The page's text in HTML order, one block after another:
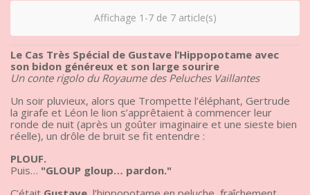
Affichage 1-7 de 7 article(s)
Le Cas Très Spécial de Gustave l’Hippopotame avec
son bidon généreux et son large sourire
Un conte rigolo du Royaume des Peluches Vaillantes
Un soir pluvieux, alors que Trompette l’éléphant, Gertrude
la girafe et Léon le lion s’apprêtaient à commencer leur
ronde de nuit (après un goûter imaginaire et une sieste bien
réelle), un drôle de bruit se fit entendre :
PLOUF.
Puis… "GLOUP gloup… pardon."